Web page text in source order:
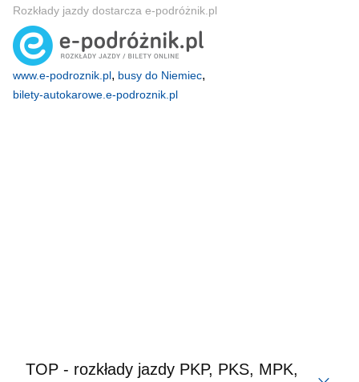
Rozkłady jazdy dostarcza e-podróżnik.pl
www.e-podroznik.pl, busy do Niemiec,
bilety-autokarowe.e-podroznik.pl
TOP - rozkłady jazdy PKP, PKS, MPK,